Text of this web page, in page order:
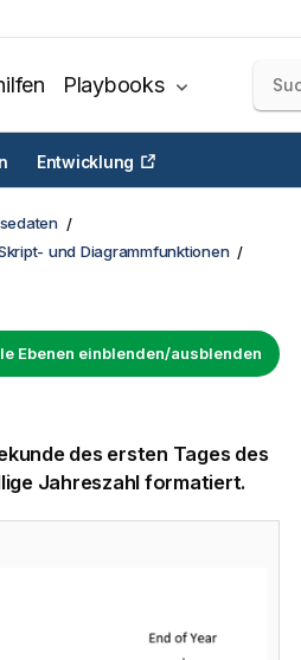
Playbooks
Entwicklung
und Diagrammfunktionen
Ebenen einblenden/ausblenden
des ersten Tages des
Jahreszahl formatiert.